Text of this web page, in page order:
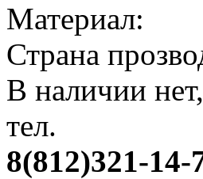
Страна
В наличии
тел.
8(812)321-14-